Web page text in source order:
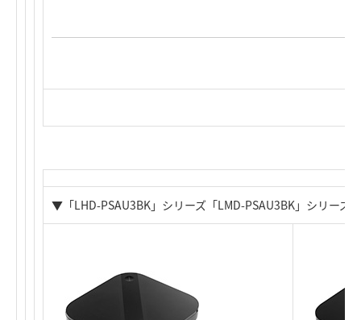
▼「LHD-PSAU3BK」シリーズ「LMD-PSAU3BK」シリーズ